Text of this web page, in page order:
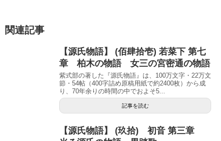
関連記事
【源氏物語】 (佰肆拾壱) 若菜下 第七
章 柏木の物語 女三の宮密通の物語
紫式部の著した『源氏物語』は、100万文字・22万文
節・54帖（400字詰め原稿用紙で約2400枚）から成
り、70年余りの時間の中でおよそ5...
記事を読む
【源氏物語】 (玖拾) 初音 第三章